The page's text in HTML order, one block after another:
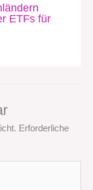
ETFs für
Erforderliche